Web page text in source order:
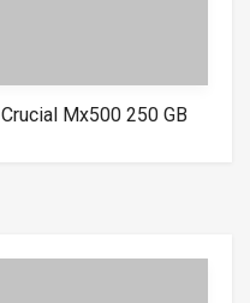
Mx500 250 GB